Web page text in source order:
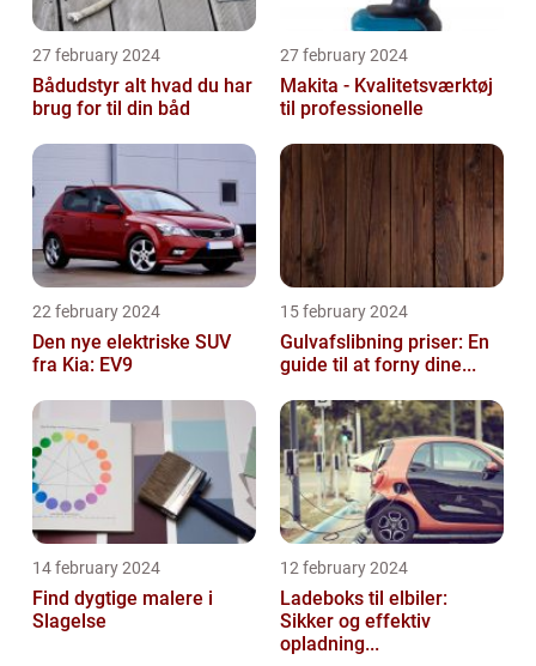
27 february 2024
Bådudstyr alt hvad du har
brug for til din båd
27 february 2024
Makita - Kvalitetsværktøj
til professionelle
22 february 2024
Den nye elektriske SUV
fra Kia: EV9
15 february 2024
Gulvafslibning priser: En
guide til at forny dine...
14 february 2024
Find dygtige malere i
Slagelse
12 february 2024
Ladeboks til elbiler:
Sikker og effektiv
opladning...